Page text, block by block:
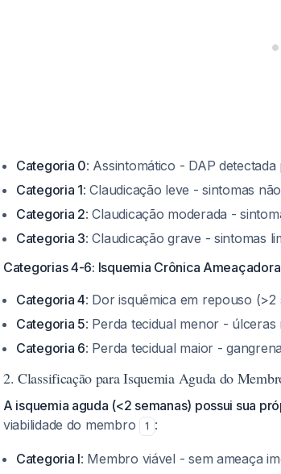
Categoria 0: Assintomático - DAP
Categoria 1: Claudicação leve - sintomas
Categoria 2: Claudicação moderada -
Categoria 3: Claudicação grave - sintomas
Categorias 4-6: Isquemia Crônica
Categoria 4: Dor isquêmica em repouso (>2
Categoria 5: Perda tecidual menor -
Categoria 6: Perda tecidual maior -
2. Classificação para Isquemia Aguda do
A isquemia aguda (<2 semanas) possui sua
viabilidade do membro
1 :
Categoria I: Membro viável - sem ameaça